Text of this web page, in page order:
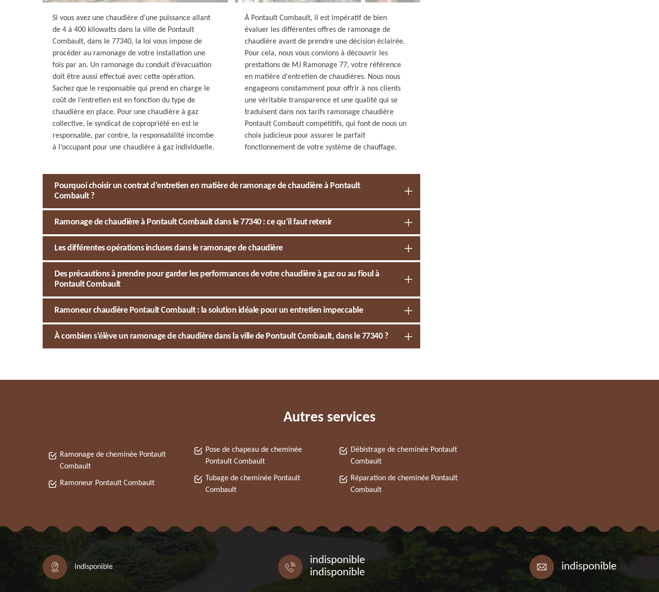
Si vous avez une chaudière d’une puissance allant
de 4 à 400 kilowatts dans la ville de Pontault
Combault, dans le 77340, la loi vous impose de
procéder au ramonage de votre installation une
fois par an. Un ramonage du conduit d’évacuation
doit être aussi effectué avec cette opération.
Sachez que le responsable qui prend en charge le
coût de l’entretien est en fonction du type de
chaudière en place. Pour une chaudière à gaz
collective, le syndicat de copropriété en est le
responsable, par contre, la responsabilité incombe
à l’occupant pour une chaudière à gaz individuelle.
À Pontault Combault, il est impératif de bien
évaluer les différentes offres de ramonage de
chaudière avant de prendre une décision éclairée.
Pour cela, nous vous convions à découvrir les
prestations de MJ Ramonage 77, votre référence
en matière d'entretien de chaudières. Nous nous
engageons constamment pour offrir à nos clients
une véritable transparence et une qualité qui se
traduisent dans nos tarifs ramonage chaudière
Pontault Combault compétitifs, qui font de nous un
choix judicieux pour assurer le parfait
fonctionnement de votre système de chauffage.
Pourquoi choisir un contrat d’entretien en matière de ramonage de chaudière à Pontault
Combault ?
Ramonage de chaudière à Pontault Combault dans le 77340 : ce qu’il faut retenir
Les différentes opérations incluses dans le ramonage de chaudière
Des précautions à prendre pour garder les performances de votre chaudière à gaz ou au fioul à
Pontault Combault
Ramoneur chaudière Pontault Combault : la solution idéale pour un entretien impeccable
À combien s’élève un ramonage de chaudière dans la ville de Pontault Combault, dans le 77340 ?
Autres services
Ramonage de cheminée Pontault
Combault
Ramoneur Pontault Combault
Pose de chapeau de cheminée
Pontault Combault
Tubage de cheminée Pontault
Combault
Débistrage de cheminée Pontault
Combault
Réparation de cheminée Pontault
Combault
indisponible
indisponible
indisponible
indisponible